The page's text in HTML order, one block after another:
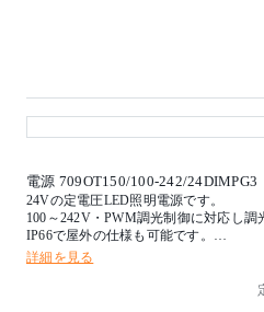
電源 709OT150/100-242/24DIMPG3
24Vの定電圧LED照明電源です。
100～242V・PWM調光制御に対応し調
IP66で屋外の仕様も可能です。
詳細を見る